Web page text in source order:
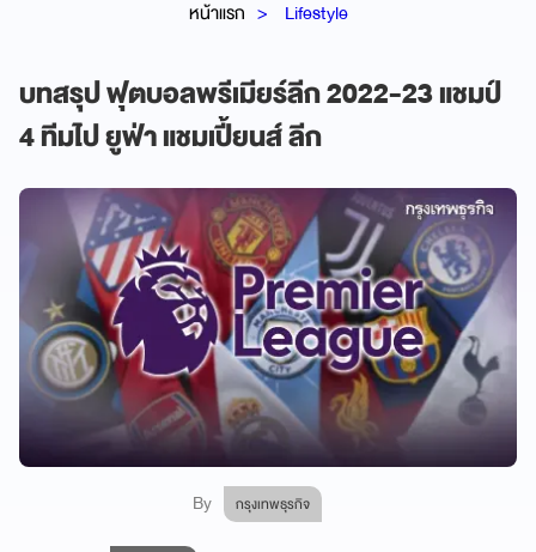
หน้าแรก Lifestyle
บทสรุป ฟุตบอลพรีเมียร์ลีก 2022-23 แชมป์
4 ทีมไป ยูฟ่า แชมเปี้ยนส์ ลีก
By กรุงเทพธุรกิจ